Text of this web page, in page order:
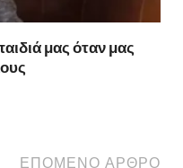
μας όταν μας
ΕΠΌΜΕΝΟ ΆΡΘΡΟ